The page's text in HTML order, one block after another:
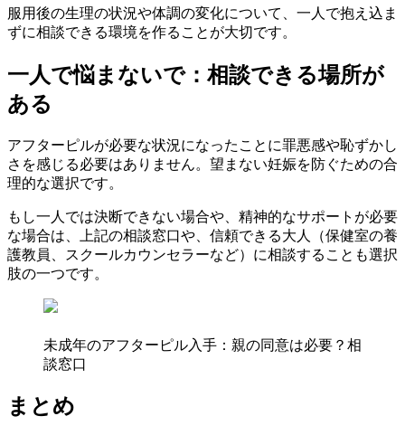
服用後の生理の状況や体調の変化について、一人で抱え込ま
ずに相談できる環境を作ることが大切です。
一人で悩まないで：相談できる場所が
ある
アフターピルが必要な状況になったことに罪悪感や恥ずかし
さを感じる必要はありません。望まない妊娠を防ぐための合
理的な選択です。
もし一人では決断できない場合や、精神的なサポートが必要
な場合は、上記の相談窓口や、信頼できる大人（保健室の養
護教員、スクールカウンセラーなど）に相談することも選択
肢の一つです。
未成年のアフターピル入手：親の同意は必要？相
談窓口
まとめ